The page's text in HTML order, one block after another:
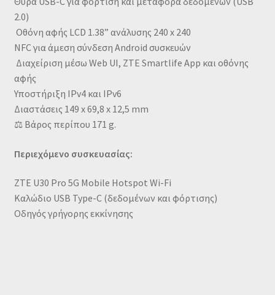
2.0)
️ Οθόνη αφής LCD 1.38” ανάλυσης 240 x 240
NFC για άμεση σύνδεση Android συσκευών
️ Διαχείριση μέσω Web UI, ZTE Smartlife App και οθόνης
αφής
Υποστήριξη IPv4 και IPv6
Διαστάσεις 149 x 69,8 x 12,5 mm
⚖️ Βάρος περίπου 171 g.
Περιεχόμενο συσκευασίας:
ZTE U30 Pro 5G Mobile Hotspot Wi-Fi
Καλώδιο USB Type-C (δεδομένων και φόρτισης)
Οδηγός γρήγορης εκκίνησης